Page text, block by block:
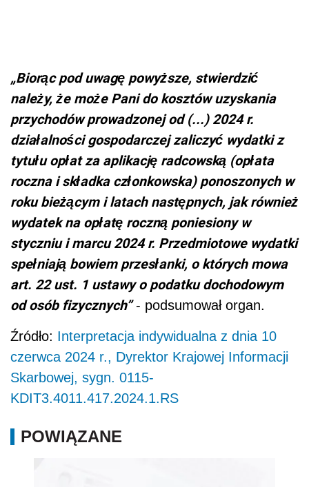
„Biorąc pod uwagę powyższe, stwierdzić
należy, że może Pani do kosztów uzyskania
przychodów prowadzonej od (...) 2024 r.
działalności gospodarczej zaliczyć wydatki z
tytułu opłat za aplikację radcowską (opłata
roczna i składka członkowska) ponoszonych w
roku bieżącym i latach następnych, jak również
wydatek na opłatę roczną poniesiony w
styczniu i marcu 2024 r. Przedmiotowe wydatki
spełniają bowiem przesłanki, o których mowa
art. 22 ust. 1 ustawy o podatku dochodowym
od osób fizycznych”- podsumował organ.
Źródło: Interpretacja indywidualna z dnia 10
czerwca 2024 r., Dyrektor Krajowej Informacji
Skarbowej, sygn. 0115-
KDIT3.4011.417.2024.1.RS
POWIĄZANE